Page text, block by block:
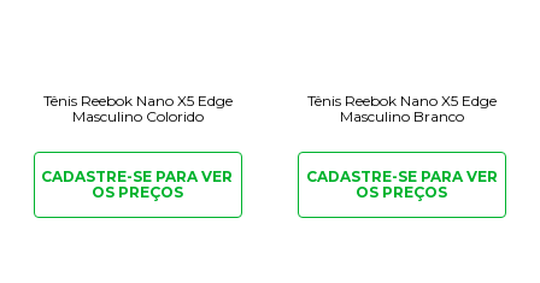
Tênis Reebok Nano X5 Edge
Masculino Colorido
CADASTRE-SE PARAVER
OS PREÇOS
Tênis Reebok Nano X5 Edge
Masculino Branco
CADASTRE-SE PARAVER
OS PREÇOS